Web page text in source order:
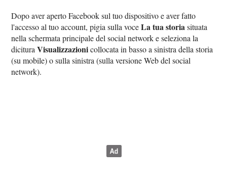
Dopo aver aperto Facebook sul tuo dispositivo e aver fatto
l'accesso al tuo account, pigia sulla voceLa tua storiasituata
nella schermata principale del social network e seleziona la
dicituraVisualizzazionicollocata in basso a sinistra della storia
(su mobile) o sulla sinistra (sulla versione Web del social
network).